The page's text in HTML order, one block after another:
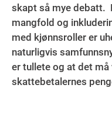
skapt så mye debatt.
mangfold og
med kjønnsroller er
naturligvis
er tullete og at det
skattebetalernes